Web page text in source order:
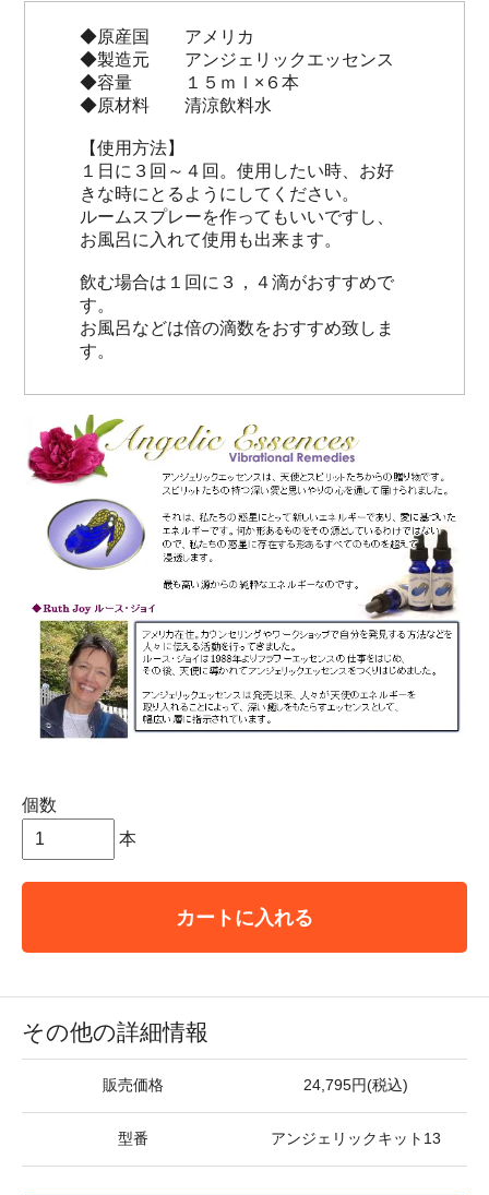
◆原産国 アメリカ
◆製造元 アンジェリックエッセンス
◆容量 １５ｍｌ×６本
◆原材料 清涼飲料水
【使用方法】
１日に３回～４回。使用したい時、お好
きな時にとるようにしてください。
ルームスプレーを作ってもいいですし、
お風呂に入れて使用も出来ます。
飲む場合は１回に３，４滴がおすすめで
す。
お風呂などは倍の滴数をおすすめ致しま
す。
個数
本
カートに入れる
その他の詳細情報
販売価格 24,795円(税込)
型番 アンジェリックキット13